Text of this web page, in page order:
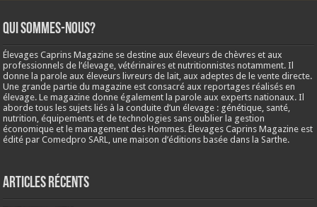
Qui sommes-nous?
Élevages Caprins Magazine se destine aux éleveurs de chèvres et aux
professionnels de l’élevage, vétérinaires et nutritionnistes notamment. Il
donne la parole aux éleveurs livreurs de lait, aux adeptes de le vente directe.
Une grande partie du magazine est consacré aux reportages réalisés en
élevage. Le magazine donne également la parole aux experts nationaux. Il
aborde tous les sujets liés à la conduite d’un élevage : génétique, santé,
nutrition, équipements et de technologies sans oublier la gestion
économique et le management des Hommes. Élevages Caprins Magazine est
édité par Comedpro SARL, une maison d’éditions basée dans la Sarthe.
Articles récents